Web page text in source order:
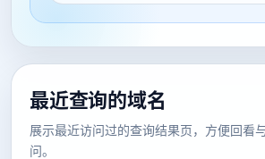
最近查询的域名
展示最近访问过的查询结果页，方便回看
问。